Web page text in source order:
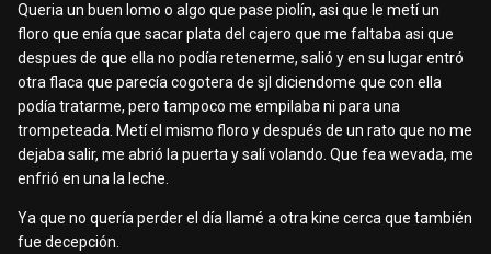
Queria un buen lomo o algo que pase piolín, asi que le metí un
floro que enía que sacar plata del cajero que me faltaba asi que
despues de que ella no podía retenerme, salió y en su lugar entró
otra flaca que parecía cogotera de sjl diciendome que con ella
podía tratarme, pero tampoco me empilaba ni para una
trompeteada. Metí el mismo floro y después de un rato que no me
dejaba salir, me abrió la puerta y salí volando. Que fea wevada, me
enfrió en una la leche.
Ya que no quería perder el día llamé a otra kine cerca que también
fue decepción.